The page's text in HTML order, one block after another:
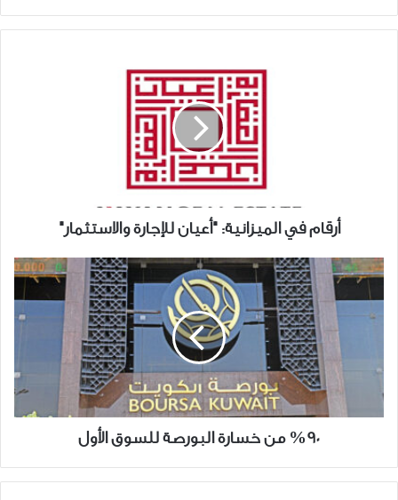
أرقام في الميزانية: "أعيان للإجارة والاستثمار"
%90
من
خسارة
البورصة
للسوق
الأول
%90 من خسارة البورصة للسوق الأول